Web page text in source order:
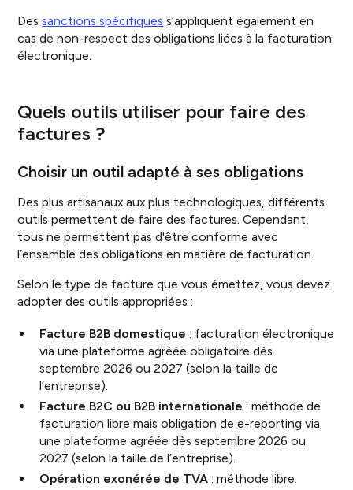
Dessanctions spécifiques s’appliquent également en
cas de non-respect des obligations liées à la facturation
électronique.
Quels outils utiliser pour faire des
factures ?
Choisir un outil adapté à ses obligations
Des plus artisanaux aux plus technologiques, différents
outils permettent de faire des factures. Cependant,
tous ne permettent pas d'être conforme avec
l’ensemble des obligations en matière de facturation.
Selon le type de facture que vous émettez, vous devez
adopter des outils appropriées :
Facture B2B domestique : facturation électronique
via une plateforme agréée obligatoire dès
septembre 2026 ou 2027 (selon la taille de
l’entreprise).
Facture B2C ou B2B internationale : méthode de
facturation libre mais obligation de e-reporting via
une plateforme agréée dès septembre 2026 ou
2027 (selon la taille de l’entreprise).
Opération exonérée de TVA : méthode libre.